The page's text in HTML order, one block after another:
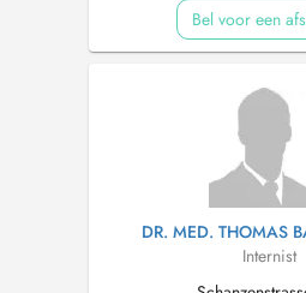
Bel voor een
DR. MED. THOMAS
Internist